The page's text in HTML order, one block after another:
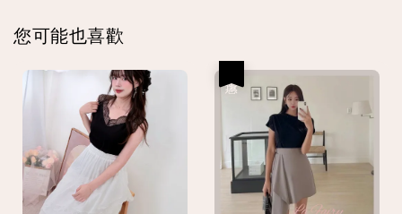
您可能也喜歡